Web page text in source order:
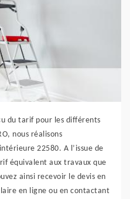
du tarif pour les différents
nous réalisons
22580. A l’issue de
équivalent aux travaux que
ainsi recevoir le devis en
en ligne ou en contactant